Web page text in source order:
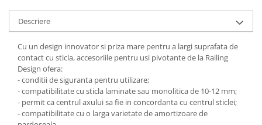
Manere scoica
Sisteme cabine dus
Cabine dus
Componente cabine dus
Balamale cabine dus
Conectori cabine dus
Profil U cabine dus
Descriere
Cu un design innovator si priza mare pentru a largi suprafata de
contact cu sticla, accesoriile pentru usi pivotante de la Railing
Design ofera:
- conditii de siguranta pentru utilizare;
- compatibilitate cu sticla laminate sau monolitica de 10-12 mm;
- permit ca centrul axului sa fie in concordanta cu centrul sticlei;
- compatibilitate cu o larga varietate de amortizoare de